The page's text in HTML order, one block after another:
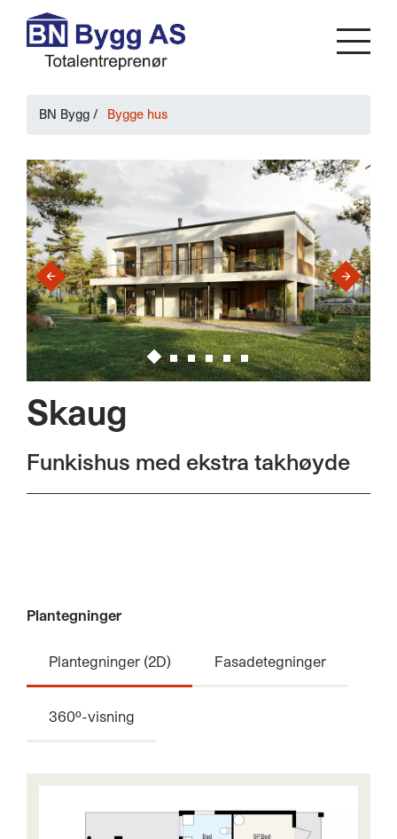
BN Bygg / Bygge hus
‹ ›
Skaug
Funkishus med ekstra takhøyde
Plantegninger
Plantegninger (2D) Fasadetegninger
360º-visning